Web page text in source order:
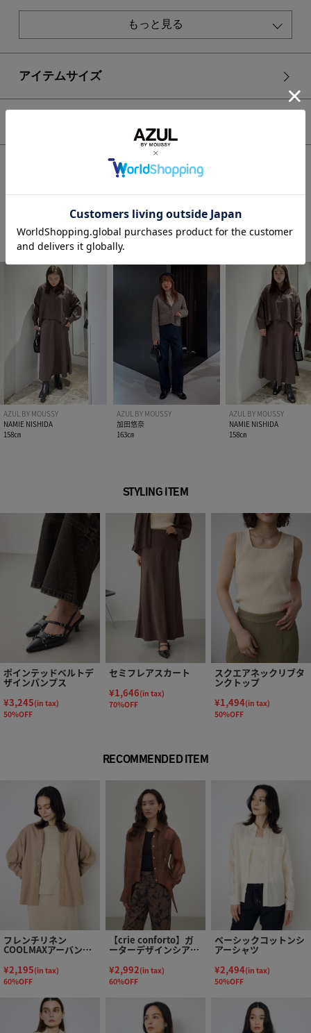
裏 地：なし
■モデル身長：171cm、着用サイズ：FREEサイズ
[注意事項]
※画像の商品は光の照射や角度、お使いのモニター環境によ
り、実物と色味が異なる場合がございます。
※着用、お取り扱いの際は、アテンションタグをご確認くださ
もっと見る
アイテムサイズ
トップス
シャツ ブラウス
STAFF COORDINATE
AZUL BY MOUSSY
NAMIE NISHIDA
158㎝
AZUL BY MOUSSY
加田悠奈
163㎝
AZUL BY MOUSSY
NAMIE NISHIDA
158㎝
STYLING ITEM
ポインテッドベルトデ
ザインパンプス
¥3,245(in tax)
50%OFF
セミフレアスカート
¥1,646(in tax)
70%OFF
スクエアネックリブタ
ンクトップ
¥1,494(in tax)
50%OFF
RECOMMENDED ITEM
フレンチリネン
COOLMAXアーバンリ
ラックスシャツ
¥2,195(in tax)
60%OFF
【crie conforto】ガ
ーターデザインシアー
ショートシャツ
¥2,992(in tax)
60%OFF
ベーシックコットンシ
アーシャツ
¥2,494(in tax)
50%OFF